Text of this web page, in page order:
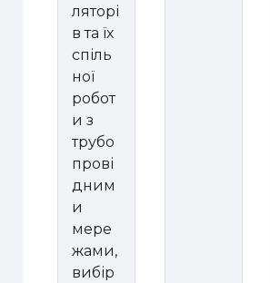
ляторі
в та їх
спіль
ної
робот
и з
трубо
прові
дним
и
мере
жами,
вибір